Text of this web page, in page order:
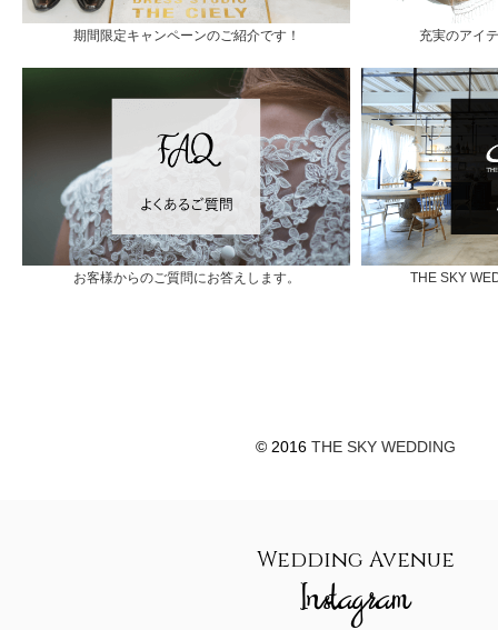
期間限定キャンペーンのご紹介です！ 充実のアイ
お客様からのご質問にお答えします。 THE SKY
© 2016 THE SKY WEDDING
Wedding Avenue
Instagram